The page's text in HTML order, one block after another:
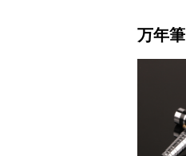
万年筆